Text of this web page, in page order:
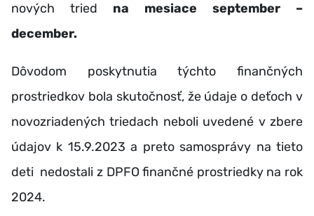
nových tried na mesiace september –
december.
Dôvodom poskytnutia týchto finančných
prostriedkov bola skutočnosť, že údaje o deťoch v
novozriadených triedach neboli uvedené v zbere
údajov k 15.9.2023 a preto samosprávy na tieto
deti nedostali z DPFO finančné prostriedky na rok
2024.